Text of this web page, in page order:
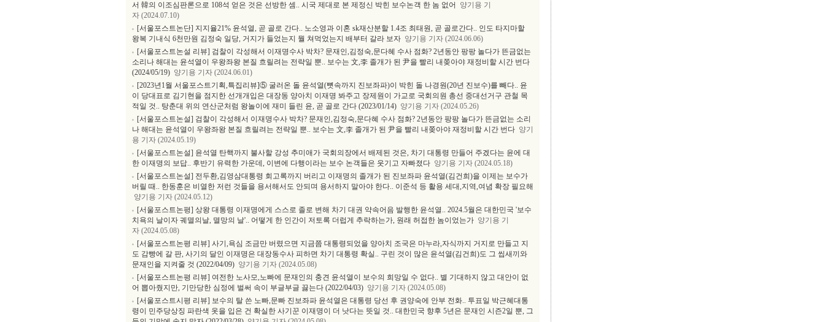
서 韓의 이조심판론으로 108석 얻은 것은 선방한 셈.. 시국 제대로 본 제정신 박힌 보수논객 한 놈 없어
양기용 기
자 (2024.07.10)
[서울포스트논단] 지지율21% 윤석열, 곧 골로 간다.. 노소영과 이혼 sk재산분할 1.4조 최태원, 곧 골로간다.. 인도 타지마할
왕복 기내식 6천만원 김정숙 일당, 거지가 들었는지 뭘 쳐먹었는지 배부터 갈라 보자 양기용 기자 (2024.06.06)
[서울포스트논설 리뷰] 검찰이 각성해서 이재명수사 박차? 문재인,김정숙,문다혜 수사 점화? 2년동안 팡팡 놀다가 뜬금없는
소리나 해대는 윤석열이 우왕좌왕 본질 흐릴려는 전략일 뿐.. 보수는 文,李 졸개가 된 尹을 빨리 내쫒아야 재정비할 시간 번다
(2024/05/19) 양기용 기자 (2024.06.01)
[2023년1월 서울포스트기획,특집리뷰]⑤ 굴러온 돌 윤석열(뼛속까지 진보좌파)이 박힌 돌 나경원(20년 진보수)를 빼다.. 윤
이 당대표로 김기현을 점지한 선개개입은 대장동 양아치 이재명 봐주고 장제원이 가교로 국회의원 총선 중대선거구 관철 목
적일 것.. 탕춘대 위의 연산군처럼 왕놀이에 재미 들린 윤, 곧 골로 간다 (2023/01/14) 양기용 기자 (2024.05.26)
[서울포스트논설] 검찰이 각성해서 이재명수사 박차? 문재인,김정숙,문다혜 수사 점화? 2년동안 팡팡 놀다가 뜬금없는 소리
나 해대는 윤석열이 우왕좌왕 본질 흐릴려는 전략일 뿐.. 보수는 文,李 졸개가 된 尹을 빨리 내쫒아야 재정비할 시간 번다 양기
용 기자 (2024.05.19)
[서울포스트논설] 윤석열 탄핵까지 불사할 강성 추미애가 국회의장에서 배제된 것은, 차기 대통령 만들어 주겠다는 윤에 대
한 이재명의 보답.. 후반기 유력한 가운데, 이변에 다행이라는 보수 논객들은 웃기고 자빠졌다 양기용 기자 (2024.05.18)
[서울포스트논설] 전두환,김영삼대통령 회고록까지 버리고 이재명의 졸개가 된 진보좌파 윤석열(김건희)을 이제는 보수가
버릴 때.. 한동훈은 비열한 저런 것들을 용서해서도 안되며 용서하지 말아야 한다.. 이준석 등 활용 세대,지역,여념 확장 필요해
양기용 기자 (2024.05.12)
[서울포스트논평] 상왕 대통령 이재명에게 스스로 졸로 변해 차기 대권 약속어음 발행한 윤석열.. 2024.5월은 대한민국 '보수
치욕의 날이자 궤멸의날, 멸망의 날'.. 어떻게 한 인간이 저토록 더럽게 추락하는가, 원래 허접한 놈이었는가 양기용 기
자 (2024.05.08)
[서울포스트논평 리뷰] 사기,욕심 조금만 버렸으면 지금쯤 대통령되었을 양아치 조국은 마누라,자식까지 거지로 만들고 지
도 감빵에 갈 판, 사기의 달인 이재명은 대장동수사 피하면 차기 대통령 확실.. 구린 것이 많은 윤석열(김건희)도 그 씹새끼와
문재인을 지켜줄 것 (2022/04/09) 양기용 기자 (2024.05.08)
[서울포스트논평 리뷰] 여전한 노사모,노빠에 문재인의 충견 윤석열이 보수의 희망일 수 없다.. 별 기대하지 않고 대안이 없
어 뽑아줬지만, 기만당한 심정에 벌써 속이 부글부글 끓는다 (2022/04/03) 양기용 기자 (2024.05.08)
[서울포스트시평 리뷰] 보수의 탈 쓴 노빠,문빠 진보좌파 윤석열은 대통령 당선 후 권양숙에 안부 전화.. 투표일 박근혜대통
령이 민주당상징 파란색 옷을 입은 건 확실한 사기꾼 이재명이 더 낫다는 뜻일 것.. 대한민국 향후 5년은 문재인 시즌2일 뿐, 그